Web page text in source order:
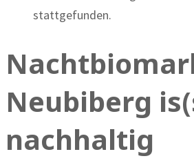
stattgefunden.
Neubiberg
nachhaltig